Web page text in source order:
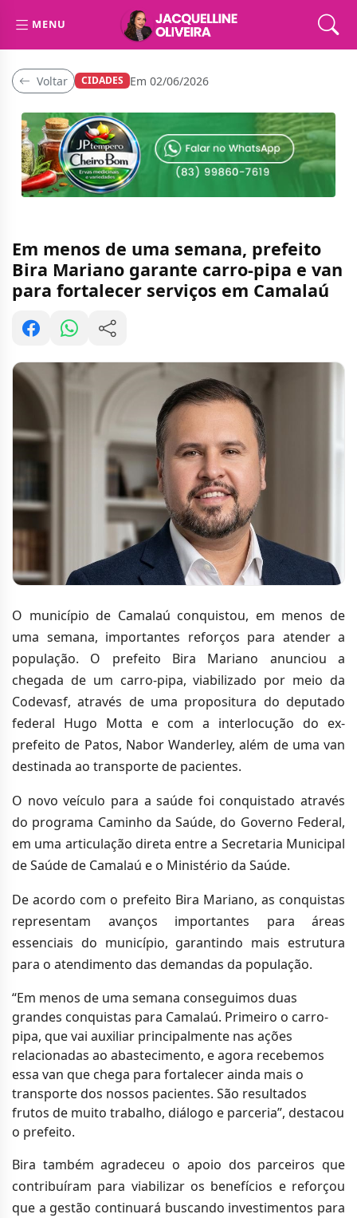
MENU
Voltar CIDADES Em 02/06/2026
Em menos de uma semana, prefeito
Bira Mariano garante carro-pipa e van
para fortalecer serviços em Camalaú
O município de Camalaú conquistou, em menos de
uma semana, importantes reforços para atender a
população. O prefeito Bira Mariano anunciou a
chegada de um carro-pipa, viabilizado por meio da
Codevasf, através de uma propositura do deputado
federal Hugo Motta e com a interlocução do ex-
prefeito de Patos, Nabor Wanderley, além de uma van
destinada ao transporte de pacientes.
O novo veículo para a saúde foi conquistado através
do programa Caminho da Saúde, do Governo Federal,
em uma articulação direta entre a Secretaria Municipal
de Saúde de Camalaú e o Ministério da Saúde.
De acordo com o prefeito Bira Mariano, as conquistas
representam avanços importantes para áreas
essenciais do município, garantindo mais estrutura
para o atendimento das demandas da população.
“Em menos de uma semana conseguimos duas
grandes conquistas para Camalaú. Primeiro o carro-
pipa, que vai auxiliar principalmente nas ações
relacionadas ao abastecimento, e agora recebemos
essa van que chega para fortalecer ainda mais o
transporte dos nossos pacientes. São resultados
frutos de muito trabalho, diálogo e parceria”, destacou
o prefeito.
Bira também agradeceu o apoio dos parceiros que
contribuíram para viabilizar os benefícios e reforçou
que a gestão continuará buscando investimentos para